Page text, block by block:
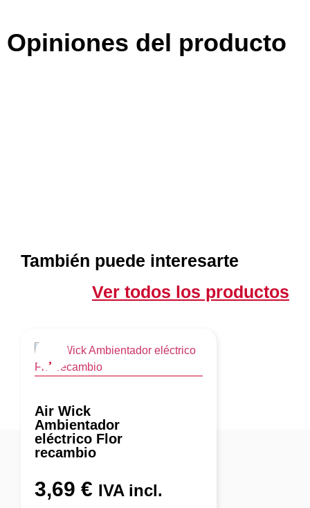
Opiniones del producto
También puede interesarte
Ver todos los productos
Air Wick
Ambientador
eléctrico Flor
recambio
3,69 € IVA incl.